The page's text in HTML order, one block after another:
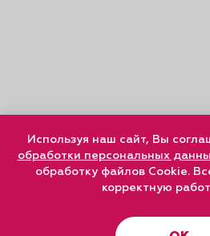
Используя наш сайт, Вы
обработки персональных
обработку файлов Cookie.
корректную